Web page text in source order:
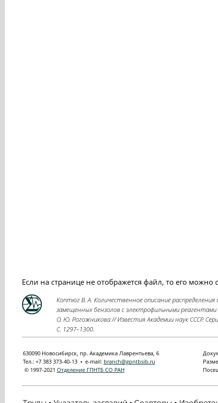
Если на странице не отображется файл, то его можно
Коптюг В. А. Количественное описание распределения
замещенных бензолов с электрофильными
О. Ю. Рогожникова // Известия Академии наук СССР.
C. 1297–1300.
630090 Новосибирск, пр. Академика Лаврентьева, 6
Тел.: +7 383 373-40-13 • e-mail: branch@gpntbsib.ru
© 1997-2021 Отделение ГПНТБ СО РАН